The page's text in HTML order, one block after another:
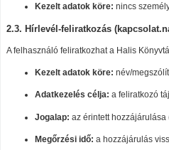
Kezelt adatok köre: nincs
2.3. Hírlevél-feliratkozás
A felhasználó feliratkozhat a Halis
Kezelt adatok köre: név/
Adatkezelés célja: a feliratkozó
Jogalap: az érintett hozzájárulása
Megőrzési idő: a hozzájárulás